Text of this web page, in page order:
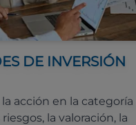
DE INVERSIÓN
acción en la categoría
la valoración, la